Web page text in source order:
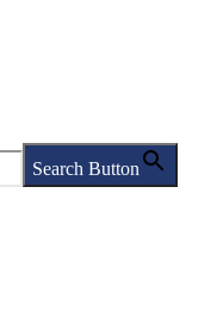
Search Button